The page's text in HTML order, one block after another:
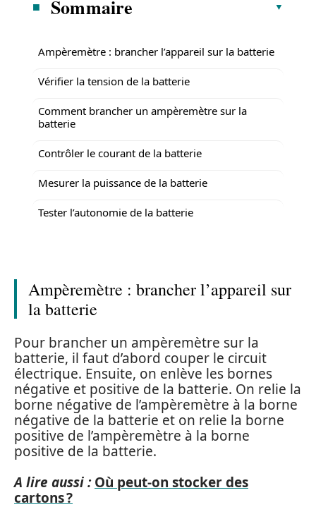
Sommaire
Ampèremètre : brancher l’appareil sur la batterie
Vérifier la tension de la batterie
Comment brancher un ampèremètre sur la
batterie
Contrôler le courant de la batterie
Mesurer la puissance de la batterie
Tester l’autonomie de la batterie
Ampèremètre : brancher l’appareil sur
la batterie
Pour brancher un ampèremètre sur la
batterie, il faut d’abord couper le circuit
électrique. Ensuite, on enlève les bornes
négative et positive de la batterie. On relie la
borne négative de l’ampèremètre à la borne
négative de la batterie et on relie la borne
positive de l’ampèremètre à la borne
positive de la batterie.
A lire aussi : Où peut-on stocker des
cartons ?